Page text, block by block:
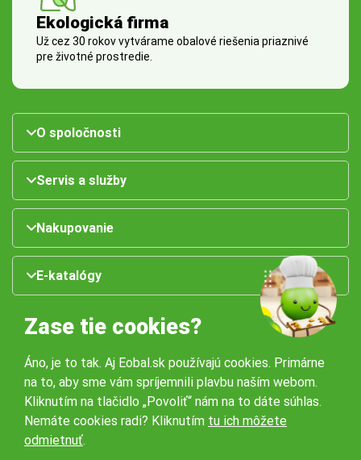
Ekologická firma
Už cez 30 rokov vytvárame obalové riešenia priaznivé
pre životné prostredie.
O spoločnosti
Servis a služby
Nakupovanie
E-katalógy
Naše pobočky:
Zase tie cookies?
Áno, je to tak. Aj Eobal.sk používajú cookies. Primárne
na to, aby sme vám spríjemnili plavbu naším webom.
Kliknutím na tlačidlo „Povoliť“ nám na to dáte súhlas.
Nemáte cookies radi? Kliknutím tu ich môžete
odmietnuť.